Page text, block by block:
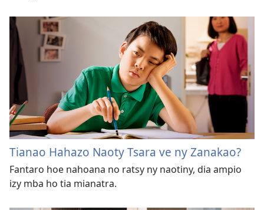
Tianao Hahazo Naoty Tsara ve ny Zanakao?
Fantaro hoe nahoana no ratsy ny naotiny, dia ampio
izy mba ho tia mianatra.